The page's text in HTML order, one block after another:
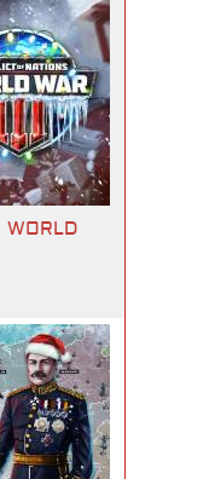
WORLD